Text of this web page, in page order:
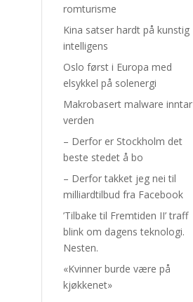
romturisme
Kina satser hardt på kunstig
intelligens
Oslo først i Europa med
elsykkel på solenergi
Makrobasert malware inntar
verden
– Derfor er Stockholm det
beste stedet å bo
– Derfor takket jeg nei til
milliardtilbud fra Facebook
’Tilbake til Fremtiden II’ traff
blink om dagens teknologi.
Nesten.
«Kvinner burde være på
kjøkkenet»